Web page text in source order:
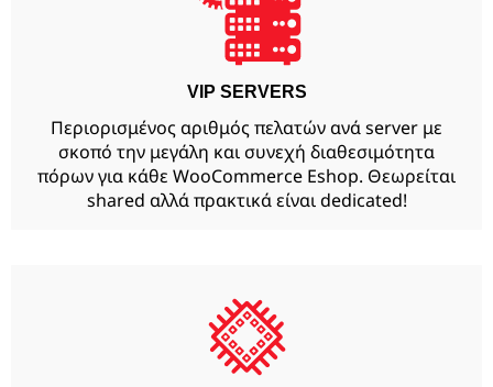
VIP SERVERS
Περιορισμένος αριθμός πελατών ανά server με
σκοπό την μεγάλη και συνεχή διαθεσιμότητα
πόρων για κάθε WooCommerce Eshop. Θεωρείται
shared αλλά πρακτικά είναι dedicated!